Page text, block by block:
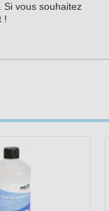
Si vous souhaitez
!